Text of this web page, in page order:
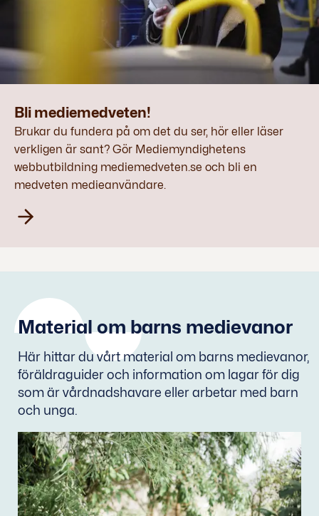
Bli mediemedveten!
Brukar du fundera på om det du ser, hör eller läser
verkligen är sant? Gör Mediemyndighetens
webbutbildning mediemedveten.se och bli en
medveten medieanvändare.
Material om barns medievanor
Här hittar du vårt material om barns medievanor,
föräldraguider och information om lagar för dig
som är vårdnadshavare eller arbetar med barn
och unga.